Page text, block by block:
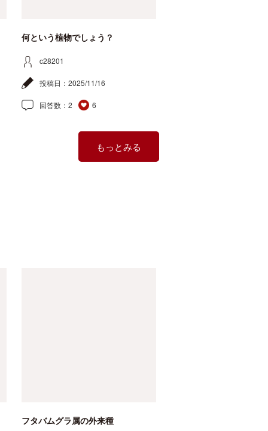
何という植物でしょう？
c28201
投稿日： 2025/11/16
回答数： 2 6
もっとみる
フタバムグラ属の外来種